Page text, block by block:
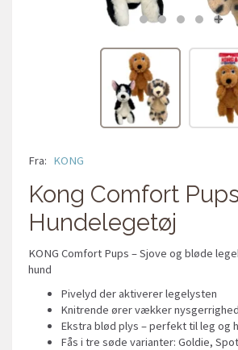
Fra: KONG
Kong Comfort Pups
Hundelegetøj
KONG Comfort Pups – Sjove og bløde
hund
Pivelyd der aktiverer legelysten
Knitrende ører vækker nysgerrighed
Ekstra blød plys – perfekt til leg og
Fås i tre søde varianter: Goldie,